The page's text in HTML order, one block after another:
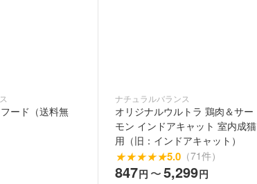
ード（送料無
ナチュラルバランス
オリジナルウルトラ 鶏肉＆サー
モン インドアキャット 室内成猫
用（旧：インドアキャット）
★★★★★5.0（71件）
847円 〜5,299円